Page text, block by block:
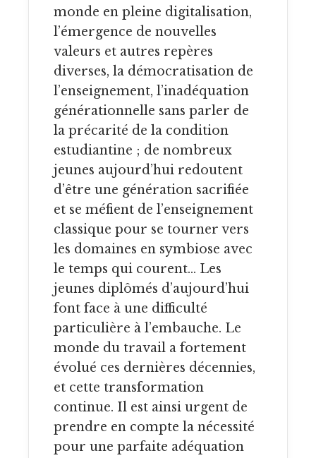
monde en pleine digitalisation,
l’émergence de nouvelles
valeurs et autres repères
diverses, la démocratisation de
l’enseignement, l’inadéquation
générationnelle sans parler de
la précarité de la condition
estudiantine ; de nombreux
jeunes aujourd’hui redoutent
d’être une génération sacrifiée
et se méfient de l’enseignement
classique pour se tourner vers
les domaines en symbiose avec
le temps qui courent… Les
jeunes diplômés d’aujourd’hui
font face à une difficulté
particulière à l’embauche. Le
monde du travail a fortement
évolué ces dernières décennies,
et cette transformation
continue. Il est ainsi urgent de
prendre en compte la nécessité
pour une parfaite adéquation